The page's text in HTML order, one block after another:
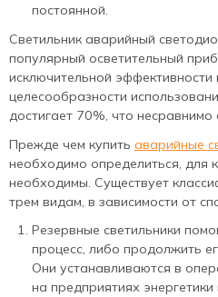
постоянной.
Светильник аварийный
популярный осветительный
исключительной эффективности
целесообразности
достигает 70%, что
Прежде чем купить аварийные
необходимо определиться, для
необходимы. Существует
трем видам, в зависимости от
Резервные светильники
процесс, либо продолжить
Они устанавливаются в
на предприятиях